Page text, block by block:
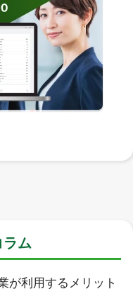
ラム
が利用するメリット